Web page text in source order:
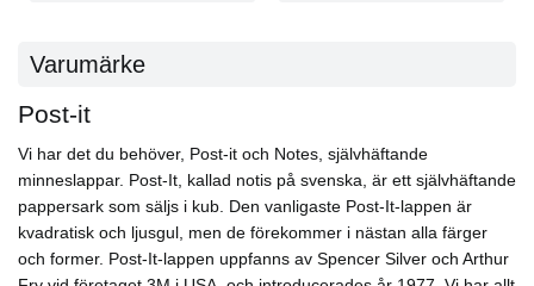
Varumärke
Post-it
Vi har det du behöver, Post-it och Notes, självhäftande
minneslappar. Post-It, kallad notis på svenska, är ett självhäftande
pappersark som säljs i kub. Den vanligaste Post-It-lappen är
kvadratisk och ljusgul, men de förekommer i nästan alla färger
och former. Post-It-lappen uppfanns av Spencer Silver och Arthur